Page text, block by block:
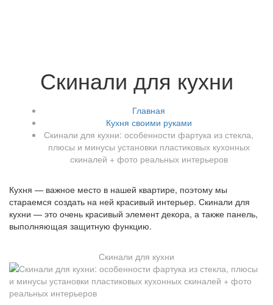
Скинали для кухни
Главная
Кухня своими руками
Скинали для кухни: особенности фартука из стекла,
плюсы и минусы установки пластиковых кухонных
скиналей + фото реальных интерьеров
Кухня — важное место в нашей квартире, поэтому мы
стараемся создать на ней красивый интерьер. Скинали для
кухни — это очень красивый элемент декора, а также панель,
выполняющая защитную функцию.
Скинали для кухни